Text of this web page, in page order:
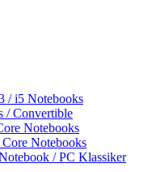
/ i5 Notebooks
/ Convertible
Notebooks
Core Notebooks
/ PC Klassiker